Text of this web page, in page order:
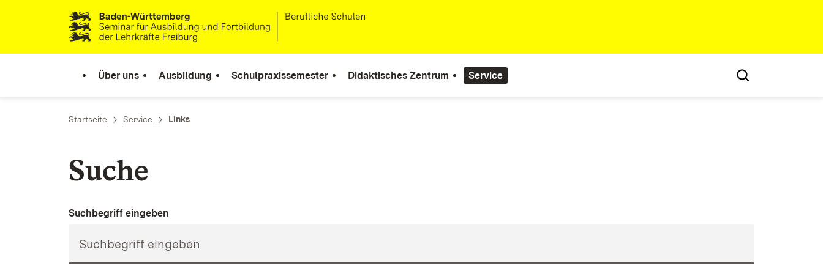
Zum Inhalt springen
Link zur Startseite
Über uns Ausbildung Schulpraxissemester Didaktisches Zentrum Service
Startseite Service Links
Suche
Suchbegriff eingeben